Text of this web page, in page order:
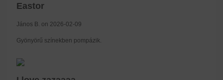
Eastor
János B. on 2026-02-09
Gyönyörű színekben pompázik.